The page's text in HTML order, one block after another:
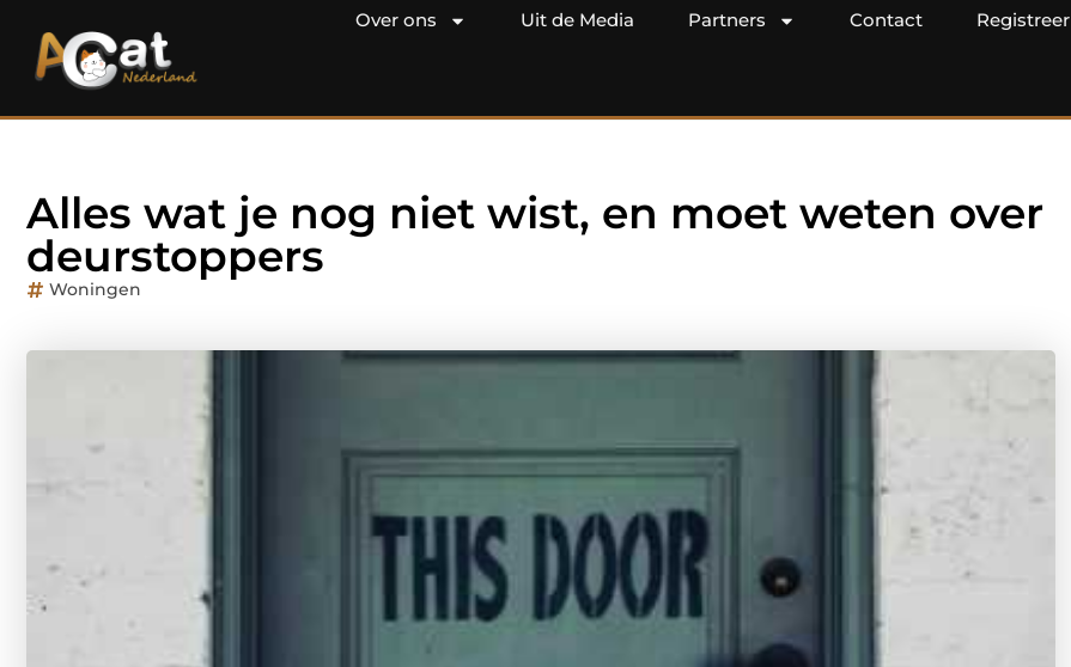
Over ons Uit de Media Partners Contact Registreer
Alles wat je nog niet wist, en moet weten over
deurstoppers
Woningen